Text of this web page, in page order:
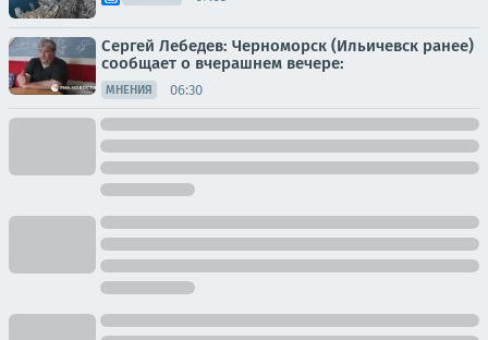
Сергей Лебедев: Черноморск (Ильичевск ранее)
сообщает о вчерашнем вечере:
МНЕНИЯ 06:30